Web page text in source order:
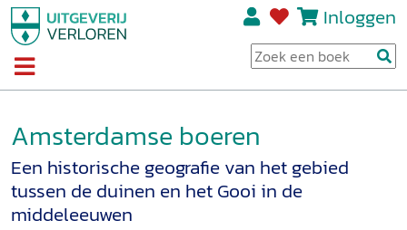
Inloggen
Amsterdamse boeren
Een historische geografie van het gebied
tussen de duinen en het Gooi in de
middeleeuwen